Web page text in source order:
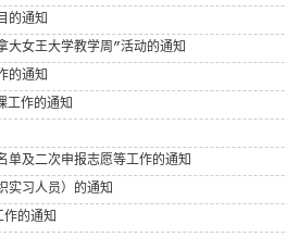
的通知
大女王大学教学周”活动的通知
的通知
工作的通知
单及二次申报志愿等工作的通知
实习人员）的通知
作的通知